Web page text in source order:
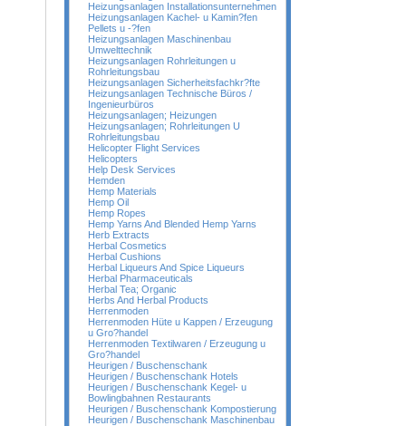
Heizungsanlagen Installationsunternehmen
Heizungsanlagen Kachel- u Kamin?fen
Pellets u -?fen
Heizungsanlagen Maschinenbau
Umwelttechnik
Heizungsanlagen Rohrleitungen u
Rohrleitungsbau
Heizungsanlagen Sicherheitsfachkr?fte
Heizungsanlagen Technische Büros /
Ingenieurbüros
Heizungsanlagen; Heizungen
Heizungsanlagen; Rohrleitungen U
Rohrleitungsbau
Helicopter Flight Services
Helicopters
Help Desk Services
Hemden
Hemp Materials
Hemp Oil
Hemp Ropes
Hemp Yarns And Blended Hemp Yarns
Herb Extracts
Herbal Cosmetics
Herbal Cushions
Herbal Liqueurs And Spice Liqueurs
Herbal Pharmaceuticals
Herbal Tea; Organic
Herbs And Herbal Products
Herrenmoden
Herrenmoden Hüte u Kappen / Erzeugung
u Gro?handel
Herrenmoden Textilwaren / Erzeugung u
Gro?handel
Heurigen / Buschenschank
Heurigen / Buschenschank Hotels
Heurigen / Buschenschank Kegel- u
Bowlingbahnen Restaurants
Heurigen / Buschenschank Kompostierung
Heurigen / Buschenschank Maschinenbau